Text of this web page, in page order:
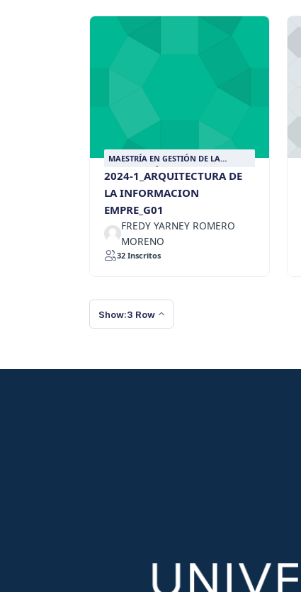
MAESTRÍA EN GESTIÓN DE LA
INFORMACIÓN DOCUMENTAL
2024-1_ARQUITECTURA DE
LA INFORMACION
EMPRE_G01
FREDY YARNEY ROMERO
MORENO
32 Inscritos
Show:3 Row